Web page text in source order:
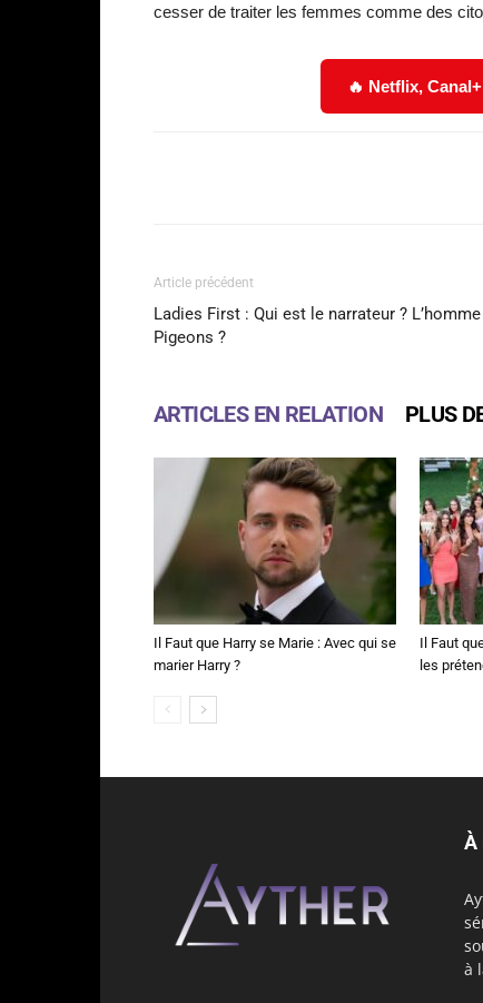
cesser de traiter les femmes comme des
🔥 Netflix,
Article précédent
Ladies First : Qui est le narrateur ?
Pigeons ?
ARTICLES EN RELATION PLUS
Il Faut que Harry se Marie : Avec qui se
marier Harry ?
Il Faut
les
À
à